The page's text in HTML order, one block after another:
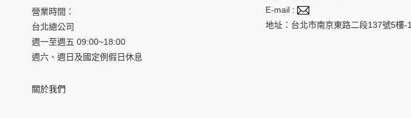
營業時間：
台北總公司
週一至週五 09:00~18:00
週六、週日及國定例假日休息
關於我們
E-mail :
地址：台北市南京東路二段137號5樓-1